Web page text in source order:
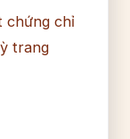
chứng chỉ
trang